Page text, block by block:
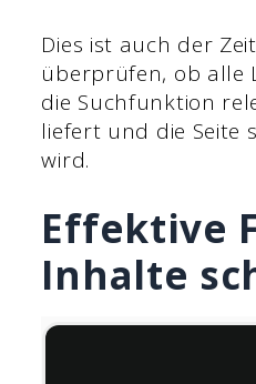
Dies ist auch der
überprüfen, ob alle
die Suchfunktion
liefert und die Seite
wird.
Effektive
Inhalte